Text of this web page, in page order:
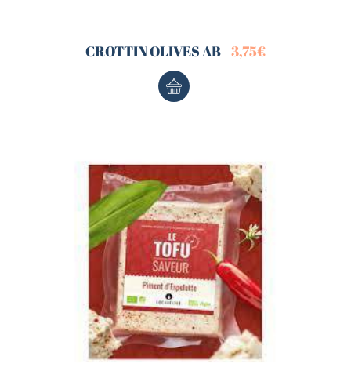
CROTTIN OLIVES AB 3,75€